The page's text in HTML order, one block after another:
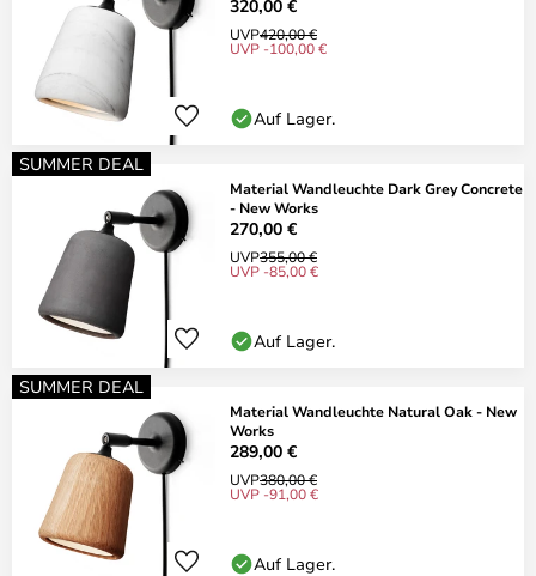
320,00 €
UVP420,00 €
UVP -100,00 €
Auf Lager.
SUMMER DEAL
Material Wandleuchte Dark Grey Concrete
- New Works
270,00 €
UVP355,00 €
UVP -85,00 €
Auf Lager.
SUMMER DEAL
Material Wandleuchte Natural Oak - New
Works
289,00 €
UVP380,00 €
UVP -91,00 €
Auf Lager.